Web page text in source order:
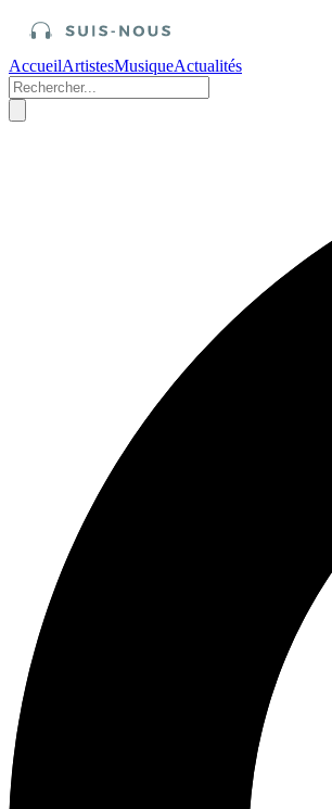
AccueilArtistesMusiqueActualités